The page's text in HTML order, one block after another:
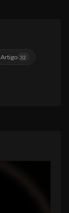
Artigo 32